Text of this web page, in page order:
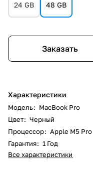
24 GB 48 GB
Заказать
Характеристики
Модель: MacBook Pro
Цвет: Черный
Процессор: Apple M5 Pro
Гарантия: 1 Год
Все характеристики